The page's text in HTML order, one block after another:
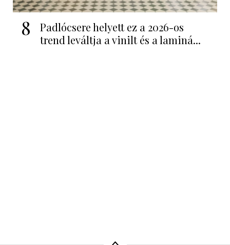
8
Padlócsere helyett ez a 2026-os
trend leváltja a vinilt és a laminá...